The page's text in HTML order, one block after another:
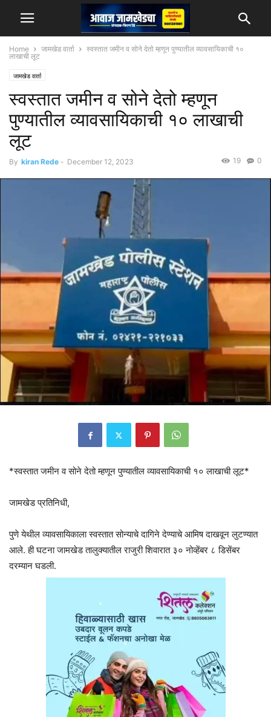
Home जामखेड वार्ता
स्वस्तात जमीन व सोने देतो म्हणून पुण्यातील व्यावसायिकाची १०
लाखाची लूट
जामखेड वार्ता
स्वस्तात जमीन व सोने देतो म्हणून
पुण्यातील व्यावसायिकाची १० लाखाची
लूट
By kiran Rede - December 12, 2023 0
19
*स्वस्तात जमीन व सोने देतो म्हणून पुण्यातील व्यावसायिकाची १० लाखाची लूट*
जामखेड प्रतिनिधी,
पुणे येथील व्यावसायिकाला स्वस्तात सोन्याचे दागिने देण्याचे आमिष दाखवून लुटण्यात
आले. ही घटना जामखेड तालुक्यातील राजुरी शिवारात ३० नोव्हेंबर ८ डिसेंबर
दरम्यान घडली.